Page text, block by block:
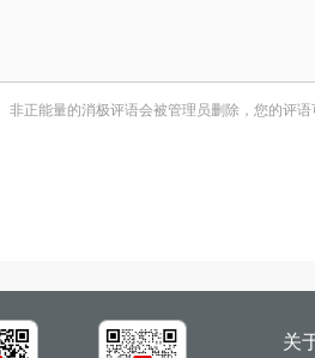
非正能量的消极评语会被管理员删除，您的评
关